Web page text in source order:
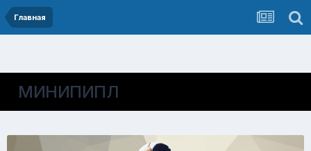
Главная
МИНИПИПЛ